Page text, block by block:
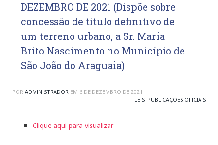
DEZEMBRO DE 2021 (Dispõe sobre
concessão de título definitivo de
um terreno urbano, a Sr. Maria
Brito Nascimento no Município de
São João do Araguaia)
POR ADMINISTRADOR EM 6 DE DEZEMBRO DE 2021
LEIS, PUBLICAÇÕES OFICIAIS
Clique aqui para visualizar